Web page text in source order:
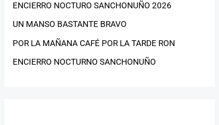
ENCIERRO NOCTURO SANCHONUÑO 2026
UN MANSO BASTANTE BRAVO
POR LA MAÑANA CAFÉ POR LA TARDE RON
ENCIERRO NOCTURNO SANCHONUÑO